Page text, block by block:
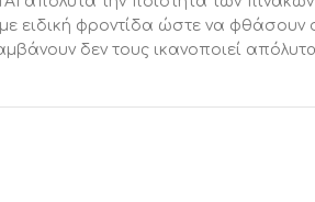
ειδική φροντίδα ώστε να
δεν τους ικανοποιεί